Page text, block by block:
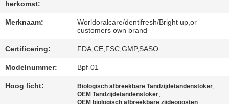
OM
EEN
CITAAT
herkomst:
Merknaam:
Worldoralcare/dentifresh/Bright up,or
customers own brand
Certificering: FDA,CE,FSC,GMP,SASO...
Modelnummer: Bpf-01
Hoog licht: Biologisch afbreekbare Tandzijdetandenstoker,
OEM Tandzijdetandenstoker,